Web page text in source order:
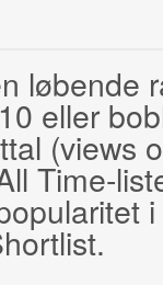
løbende
eller
(views
Time-